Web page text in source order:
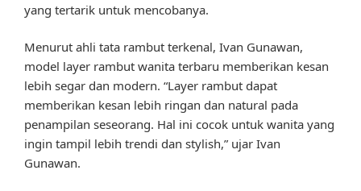
yang tertarik untuk mencobanya.
Menurut ahli tata rambut terkenal, Ivan Gunawan,
model layer rambut wanita terbaru memberikan kesan
lebih segar dan modern. “Layer rambut dapat
memberikan kesan lebih ringan dan natural pada
penampilan seseorang. Hal ini cocok untuk wanita yang
ingin tampil lebih trendi dan stylish,” ujar Ivan
Gunawan.